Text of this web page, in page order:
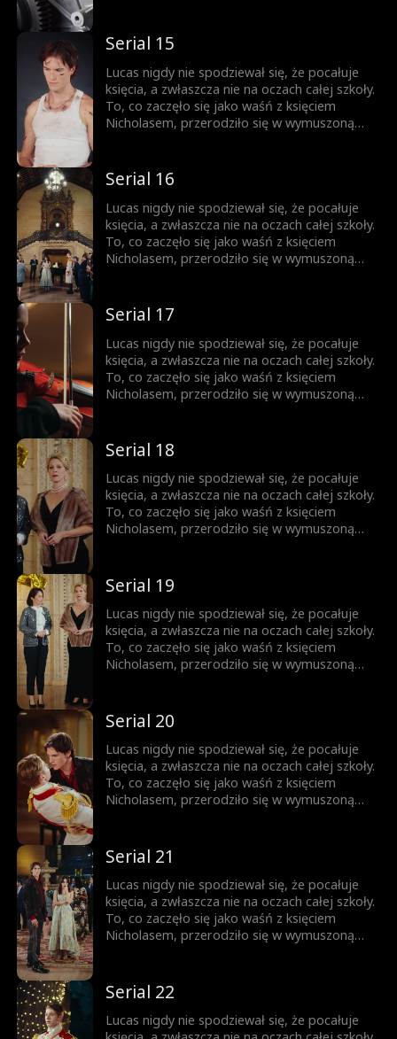
spojrzenie, każde dotknięcie dłoni zbliża ich
do siebie. Ale Nicholas jest rozdarty między
królewskim obowiązkiem a rosnącym
uczuciem do chłopca, którego kiedyś nazywał
wrogiem. Obaj boją się wyznać prawdę... Aż
do momentu, gdy nie da się jej już dłużej
Serial 15
Lucas nigdy nie spodziewał się, że pocałuje
księcia, a zwłaszcza nie na oczach całej szkoły.
To, co zaczęło się jako waśń z księciem
Nicholasem, przerodziło się w wymuszoną
spojrzenie, każde dotknięcie dłoni zbliża ich
do siebie. Ale Nicholas jest rozdarty między
królewskim obowiązkiem a rosnącym
uczuciem do chłopca, którego kiedyś nazywał
wrogiem. Obaj boją się wyznać prawdę... Aż
do momentu, gdy nie da się jej już dłużej
Serial 16
Lucas nigdy nie spodziewał się, że pocałuje
księcia, a zwłaszcza nie na oczach całej szkoły.
To, co zaczęło się jako waśń z księciem
Nicholasem, przerodziło się w wymuszoną
spojrzenie, każde dotknięcie dłoni zbliża ich
do siebie. Ale Nicholas jest rozdarty między
królewskim obowiązkiem a rosnącym
uczuciem do chłopca, którego kiedyś nazywał
wrogiem. Obaj boją się wyznać prawdę... Aż
do momentu, gdy nie da się jej już dłużej
Serial 17
Lucas nigdy nie spodziewał się, że pocałuje
księcia, a zwłaszcza nie na oczach całej szkoły.
To, co zaczęło się jako waśń z księciem
Nicholasem, przerodziło się w wymuszoną
spojrzenie, każde dotknięcie dłoni zbliża ich
do siebie. Ale Nicholas jest rozdarty między
królewskim obowiązkiem a rosnącym
uczuciem do chłopca, którego kiedyś nazywał
wrogiem. Obaj boją się wyznać prawdę... Aż
do momentu, gdy nie da się jej już dłużej
Serial 18
Lucas nigdy nie spodziewał się, że pocałuje
księcia, a zwłaszcza nie na oczach całej szkoły.
To, co zaczęło się jako waśń z księciem
Nicholasem, przerodziło się w wymuszoną
spojrzenie, każde dotknięcie dłoni zbliża ich
do siebie. Ale Nicholas jest rozdarty między
królewskim obowiązkiem a rosnącym
uczuciem do chłopca, którego kiedyś nazywał
wrogiem. Obaj boją się wyznać prawdę... Aż
do momentu, gdy nie da się jej już dłużej
Serial 19
Lucas nigdy nie spodziewał się, że pocałuje
księcia, a zwłaszcza nie na oczach całej szkoły.
To, co zaczęło się jako waśń z księciem
Nicholasem, przerodziło się w wymuszoną
spojrzenie, każde dotknięcie dłoni zbliża ich
do siebie. Ale Nicholas jest rozdarty między
królewskim obowiązkiem a rosnącym
uczuciem do chłopca, którego kiedyś nazywał
wrogiem. Obaj boją się wyznać prawdę... Aż
do momentu, gdy nie da się jej już dłużej
Serial 20
Lucas nigdy nie spodziewał się, że pocałuje
księcia, a zwłaszcza nie na oczach całej szkoły.
To, co zaczęło się jako waśń z księciem
Nicholasem, przerodziło się w wymuszoną
spojrzenie, każde dotknięcie dłoni zbliża ich
do siebie. Ale Nicholas jest rozdarty między
królewskim obowiązkiem a rosnącym
uczuciem do chłopca, którego kiedyś nazywał
wrogiem. Obaj boją się wyznać prawdę... Aż
do momentu, gdy nie da się jej już dłużej
Serial 21
Lucas nigdy nie spodziewał się, że pocałuje
księcia, a zwłaszcza nie na oczach całej szkoły.
To, co zaczęło się jako waśń z księciem
Nicholasem, przerodziło się w wymuszoną
spojrzenie, każde dotknięcie dłoni zbliża ich
do siebie. Ale Nicholas jest rozdarty między
królewskim obowiązkiem a rosnącym
Serial 22
Lucas nigdy nie spodziewał się, że pocałuje